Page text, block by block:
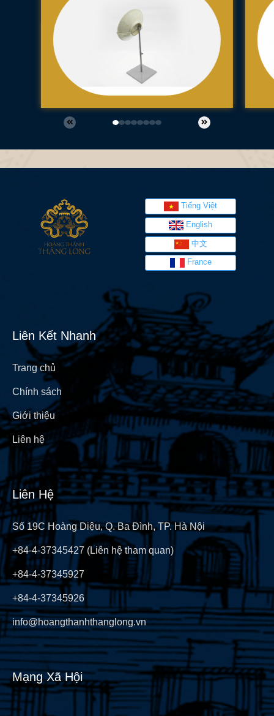
Tiếng Việt
English
中文
France
Liên Kết Nhanh
Trang chủ
Chính sách
Giới thiệu
Liên hệ
Liên Hệ
Số 19C Hoàng Diệu, Q. Ba Đình, TP. Hà Nội
+84-4-37345427 (Liên hệ tham quan)
+84-4-37345927
+84-4-37345926
info@hoangthanhthanglong.vn
Mạng Xã Hội